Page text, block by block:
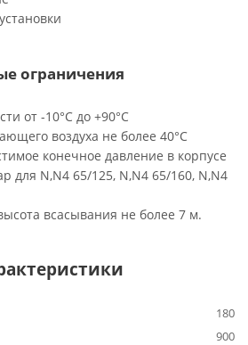
ограничения
от -10°C до +90°C
воздуха не более 40°C
конечное давление в корпусе
для N,N4 65/125, N,N4 65/160, N,N4
всасывания не более 7 м.
180
900